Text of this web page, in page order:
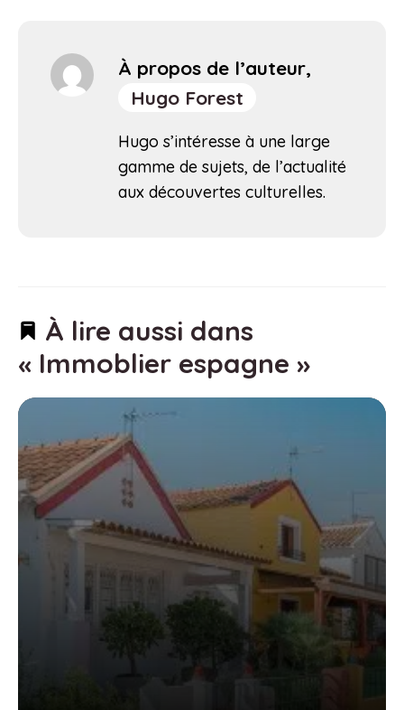
À propos de l’auteur,
Hugo Forest
Hugo s’intéresse à une large
gamme de sujets, de l’actualité
aux découvertes culturelles.
À lire aussi dans
« Immoblier espagne »